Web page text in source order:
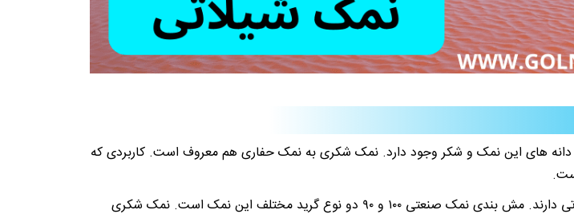
دانه های این نمک و شکر وجود دارد. نمک شکری به نمک حفاری هم معروف است. کاربردی که
نمک شکری دارای گریدهای مختلفی است. هر کدام از این گریدها هم کاربرد متفاوتی دارند. مش بندی نمک صنعتی ۱۰۰ و ۹۰ دو نوع گرید مختلف این نمک است. نمک شکری